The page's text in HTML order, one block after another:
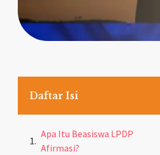
Daftar Isi
Apa Itu Beasiswa LPDP
Afirmasi?